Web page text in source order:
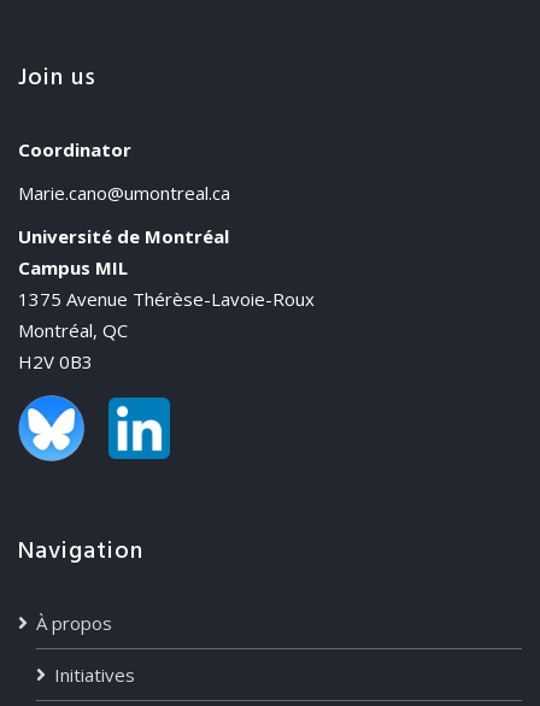
Join us
Coordinator
Marie.cano@umontreal.ca
Université de Montréal
Campus MIL
1375 Avenue Thérèse-Lavoie-Roux
Montréal, QC
H2V 0B3
Navigation
À propos
Initiatives